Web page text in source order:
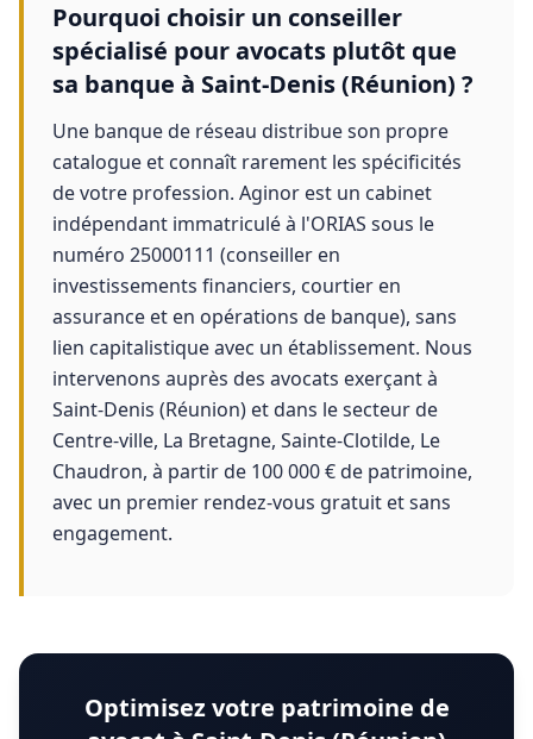
Pourquoi choisir un conseiller
spécialisé pour avocats plutôt que
sa banque à Saint-Denis (Réunion) ?
Une banque de réseau distribue son propre
catalogue et connaît rarement les spécificités
de votre profession. Aginor est un cabinet
indépendant immatriculé à l'ORIAS sous le
numéro 25000111 (conseiller en
investissements financiers, courtier en
assurance et en opérations de banque), sans
lien capitalistique avec un établissement. Nous
intervenons auprès des avocats exerçant à
Saint-Denis (Réunion) et dans le secteur de
Centre-ville, La Bretagne, Sainte-Clotilde, Le
Chaudron, à partir de 100 000 € de patrimoine,
avec un premier rendez-vous gratuit et sans
engagement.
Optimisez votre patrimoine de